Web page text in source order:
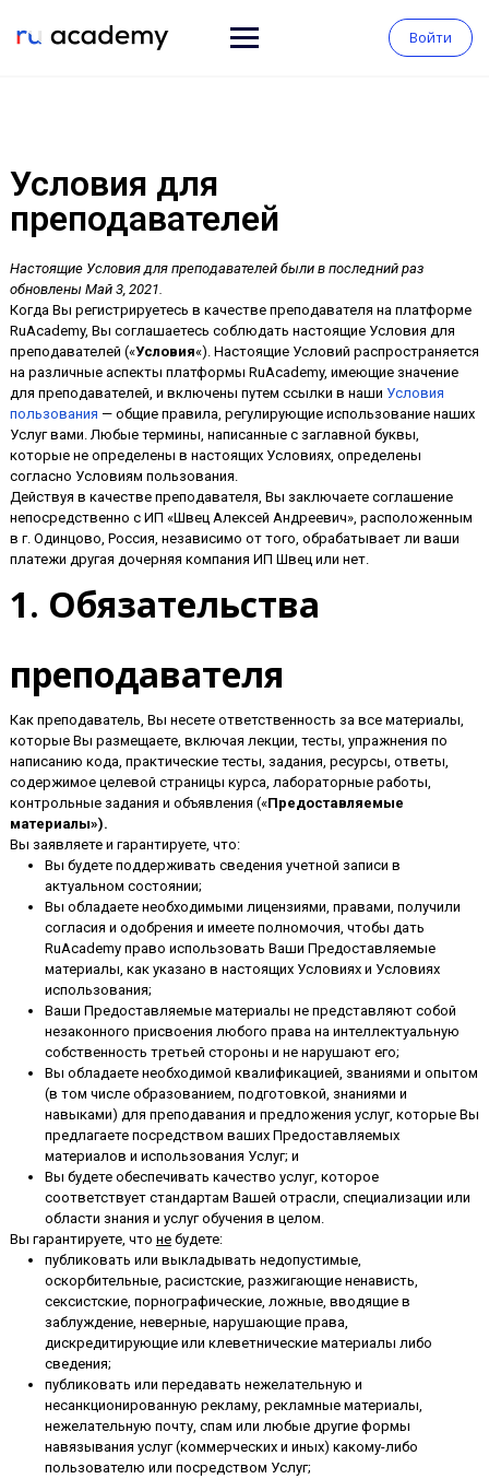
Войти
Условия для
преподавателей
Настоящие Условия для преподавателей были в последний раз
обновлены Май 3, 2021.
Когда Вы регистрируетесь в качестве преподавателя на платформе
RuAcademy, Вы соглашаетесь соблюдать настоящие Условия для
преподавателей («Условия«). Настоящие Условий распространяется
на различные аспекты платформы RuAcademy, имеющие значение
для преподавателей, и включены путем ссылки в наши Условия
пользования — общие правила, регулирующие использование наших
Услуг вами. Любые термины, написанные с заглавной буквы,
которые не определены в настоящих Условиях, определены
согласно Условиям пользования.
Действуя в качестве преподавателя, Вы заключаете соглашение
непосредственно с ИП «Швец Алексей Андреевич», расположенным
в г. Одинцово, Россия, независимо от того, обрабатывает ли ваши
платежи другая дочерняя компания ИП Швец или нет.
1. Обязательства
преподавателя
Как преподаватель, Вы несете ответственность за все материалы,
которые Вы размещаете, включая лекции, тесты, упражнения по
написанию кода, практические тесты, задания, ресурсы, ответы,
содержимое целевой страницы курса, лабораторные работы,
контрольные задания и объявления («Предоставляемые
материалы»).
Вы заявляете и гарантируете, что:
Вы будете поддерживать сведения учетной записи в
актуальном состоянии;
Вы обладаете необходимыми лицензиями, правами, получили
согласия и одобрения и имеете полномочия, чтобы дать
RuAcademy право использовать Ваши Предоставляемые
материалы, как указано в настоящих Условиях и Условиях
использования;
Ваши Предоставляемые материалы не представляют собой
незаконного присвоения любого права на интеллектуальную
собственность третьей стороны и не нарушают его;
Вы обладаете необходимой квалификацией, званиями и опытом
(в том числе образованием, подготовкой, знаниями и
навыками) для преподавания и предложения услуг, которые Вы
предлагаете посредством ваших Предоставляемых
материалов и использования Услуг; и
Вы будете обеспечивать качество услуг, которое
соответствует стандартам Вашей отрасли, специализации или
области знания и услуг обучения в целом.
Вы гарантируете, что небудете:
публиковать или выкладывать недопустимые,
оскорбительные, расистские, разжигающие ненависть,
сексистские, порнографические, ложные, вводящие в
заблуждение, неверные, нарушающие права,
дискредитирующие или клеветнические материалы либо
сведения;
публиковать или передавать нежелательную и
несанкционированную рекламу, рекламные материалы,
нежелательную почту, спам или любые другие формы
навязывания услуг (коммерческих и иных) какому-либо
пользователю или посредством Услуг;